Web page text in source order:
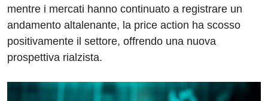
mentre i mercati hanno continuato a registrare un
andamento altalenante, la price action ha scosso
positivamente il settore, offrendo una nuova
prospettiva rialzista.